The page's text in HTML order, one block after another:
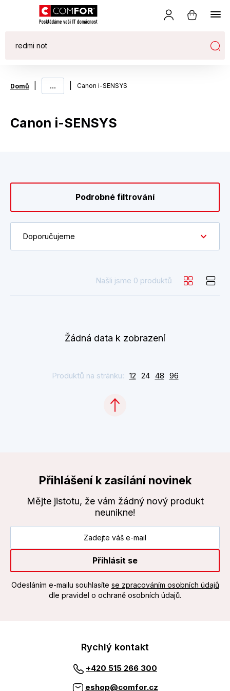
Domů ... Canon i-SENSYS
Canon i-SENSYS
Podrobné filtrování
Doporučujeme
Našli jsme 0 produktů
Žádná data k zobrazení
Produktů na stránku: 12 24 48 96
Přihlášení k zasílání novinek
Mějte jistotu, že vám žádný nový produkt
neunikne!
Přihlásit se
Odesláním e-mailu souhlasíte se zpracováním osobních údajů
dle pravidel o ochraně osobních údajů.
Rychlý kontakt
+420 515 266 300
eshop@comfor.cz